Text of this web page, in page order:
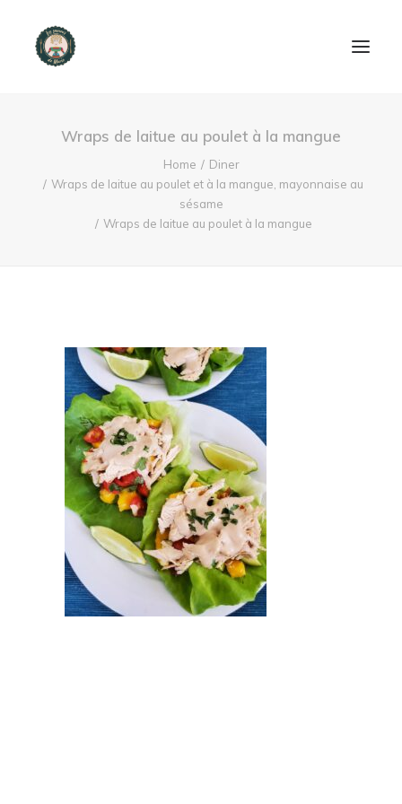
ACCUEIL
PRODUITS ET SERVICES
NOUS CONTACTER
Wraps de laitue au poulet à la mangue
Home
Diner
Wraps de laitue au poulet et à la mangue, mayonnaise au
sésame
Wraps de laitue au poulet à la mangue